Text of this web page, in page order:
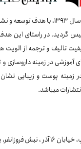
انتشارات آبادیس طب در سال
گردید. در راستای این
تالیف و ترجمه از الویت
آموزشی در زمینه داروسازی
زمینه پوست و زیبایی نشان
میباشد.
پلاک 24 ، طبقه اول